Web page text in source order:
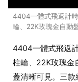
4404一體式飛返計
輪、22K玫瑰金自動
4404一體式飛返
柱輪、22K玫瑰金
蓋清晰可見。三